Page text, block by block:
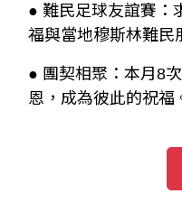
● 難民足球友誼賽：
福與當地穆斯林難民
● 團契相聚：本月8
恩，成為彼此的祝福